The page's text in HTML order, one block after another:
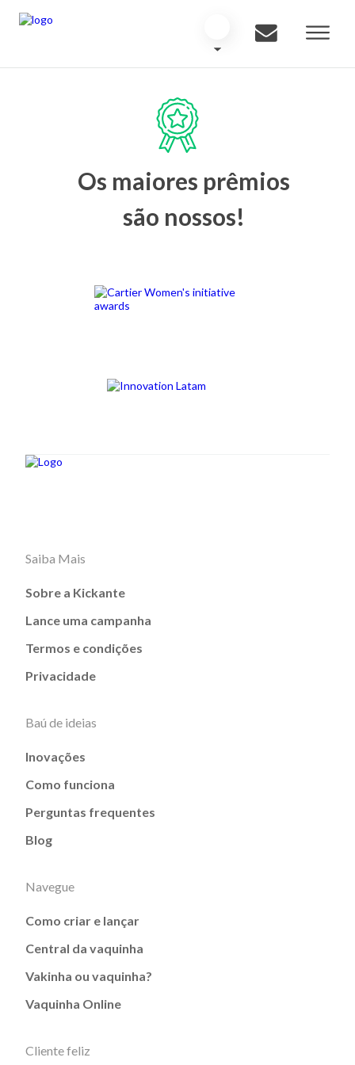
Os maiores prêmios
são nossos!
Saiba Mais
Sobre a Kickante
Lance uma campanha
Termos e condições
Privacidade
Baú de ideias
Inovações
Como funciona
Perguntas frequentes
Blog
Navegue
Como criar e lançar
Central da vaquinha
Vakinha ou vaquinha?
Vaquinha Online
Cliente feliz